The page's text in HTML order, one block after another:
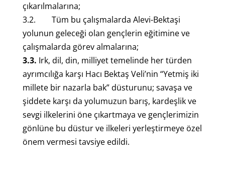
çıkarılmalarına;
3.2. Tüm bu çalışmalarda Alevi-Bektaşi
yolunun geleceği olan gençlerin eğitimine ve
çalışmalarda görev almalarına;
3.3. Irk, dil, din, milliyet temelinde her türden
ayrımcılığa karşı Hacı Bektaş Veli’nin “Yetmiş iki
millete bir nazarla bak” düsturunu; savaşa ve
şiddete karşı da yolumuzun barış, kardeşlik ve
sevgi ilkelerini öne çıkartmaya ve gençlerimizin
gönlüne bu düstur ve ilkeleri yerleştirmeye özel
önem vermesi tavsiye edildi.